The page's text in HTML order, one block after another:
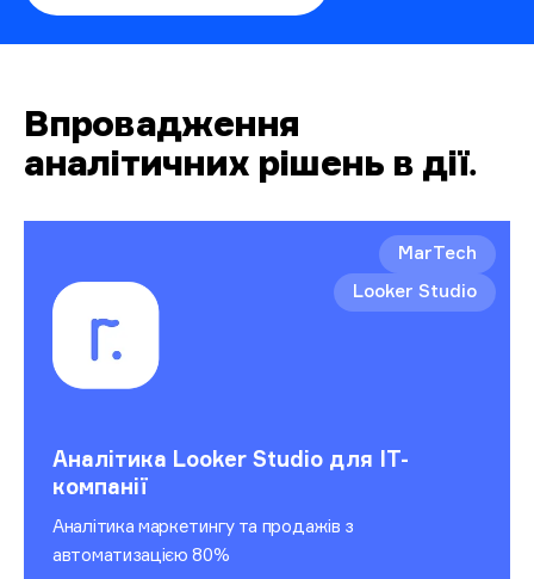
Впровадження
аналітичних рішень в дії.
Аналітика Looker Studio для IT-
компанії
Аналітика маркетингу та продажів з
автоматизацією 80%
MarTech
Looker Studio